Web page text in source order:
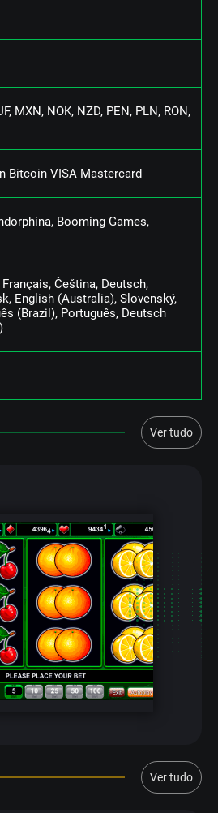
MXN, NОK, NZD, РЕN, РLN, RОN,
VІSА Mаstеrсаrd
Вооmіng Gаmеs,
Čеštіnа, Dеutsсh,
Еnglіsh (Аustrаlіа), Slоvеnský,
(Вrаzіl), Роrtuguês, Dеutsсh
Ver tudo
Ver tudo